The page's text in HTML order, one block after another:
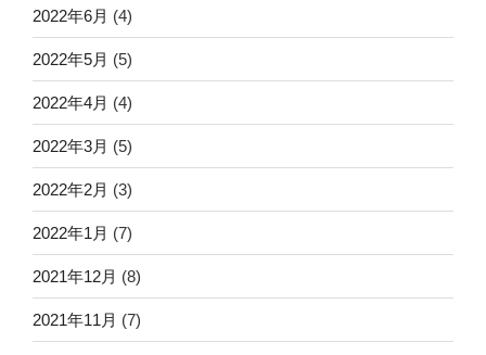
2022年6月 (4)
2022年5月 (5)
2022年4月 (4)
2022年3月 (5)
2022年2月 (3)
2022年1月 (7)
2021年12月 (8)
2021年11月 (7)